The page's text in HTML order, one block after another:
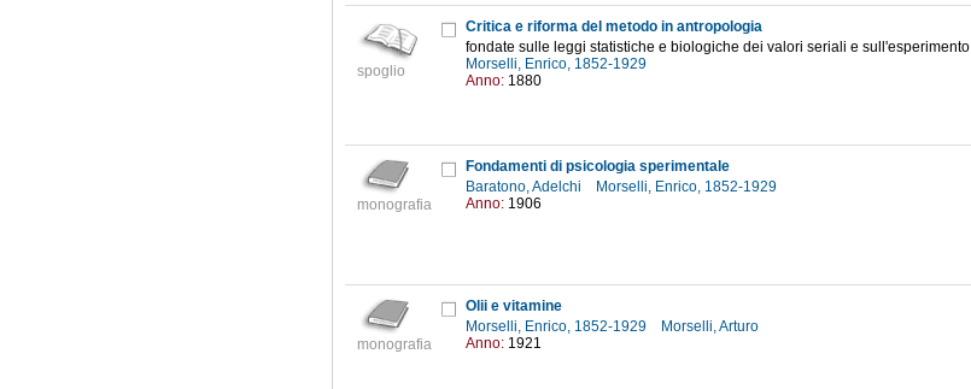
spoglio
Critica e riforma del metodo in antropologia
fondate sulle leggi statistiche e biologiche dei valori seriali e sull'esperimento
Morselli, Enrico, 1852-1929
Anno: 1880
monografia
Fondamenti di psicologia sperimentale
Baratono, Adelchi
Morselli, Enrico, 1852-1929
Anno: 1906
monografia
Olii e vitamine
Morselli, Enrico, 1852-1929
Morselli, Arturo
Anno: 1921